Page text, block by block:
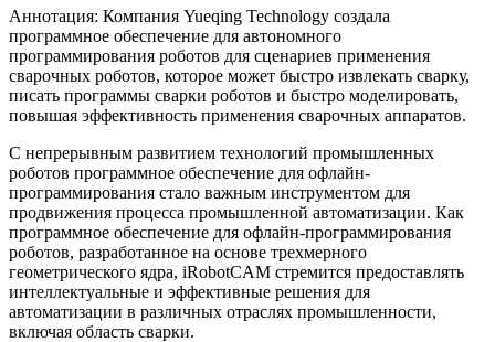
Аннотация: Компания Yueqing Technology создала
программное обеспечение для автономного
программирования роботов для сценариев применения
сварочных роботов, которое может быстро извлекать сварку,
писать программы сварки роботов и быстро моделировать,
повышая эффективность применения сварочных аппаратов.
С непрерывным развитием технологий промышленных
роботов программное обеспечение для офлайн-
программирования стало важным инструментом для
продвижения процесса промышленной автоматизации. Как
программное обеспечение для офлайн-программирования
роботов, разработанное на основе трехмерного
геометрического ядра, iRobotCAM стремится предоставлять
интеллектуальные и эффективные решения для
автоматизации в различных отраслях промышленности,
включая область сварки.